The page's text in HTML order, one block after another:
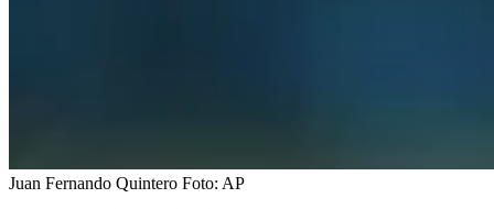
Juan Fernando Quintero Foto: AP